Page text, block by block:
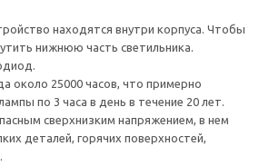
находятся внутри корпуса. Чтобы
нижнюю часть светильника.
около 25000 часов, что примерно
по 3 часа в день в течение 20 лет.
сверхнизким напряжением, в нем
деталей, горячих поверхностей,